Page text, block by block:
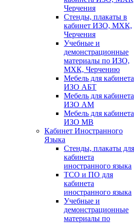
Черчения
Стенды, плакаты в
кабинет ИЗО, МХК,
Черчения
Учебные и
демонстрационные
материалы по ИЗО,
МХК, Черчению
Мебель для кабинета
ИЗО АБТ
Мебель для кабинета
ИЗО АМ
Мебель для кабинета
ИЗО МВ
Кабинет Иностранного
Языка
Стенды, плакаты для
кабинета
иностранного языка
ТСО и ПО для
кабинета
иностранного языка
Учебные и
демонстрационные
материалы по